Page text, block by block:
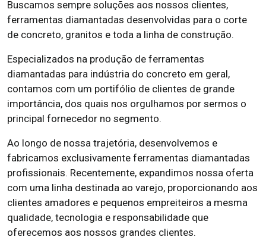
ferramentas diamantadas desenvolvidas para o corte
de concreto, granitos e toda a linha de construção.
Especializados na produção de ferramentas
diamantadas para indústria do concreto em geral,
contamos com um portifólio de clientes de grande
importância, dos quais nos orgulhamos por sermos o
principal fornecedor no segmento.
fabricamos exclusivamente ferramentas diamantadas
profissionais. Recentemente, expandimos nossa oferta
com uma linha destinada ao varejo, proporcionando aos
clientes amadores e pequenos empreiteiros a mesma
qualidade, tecnologia e responsabilidade que
oferecemos aos nossos grandes clientes.